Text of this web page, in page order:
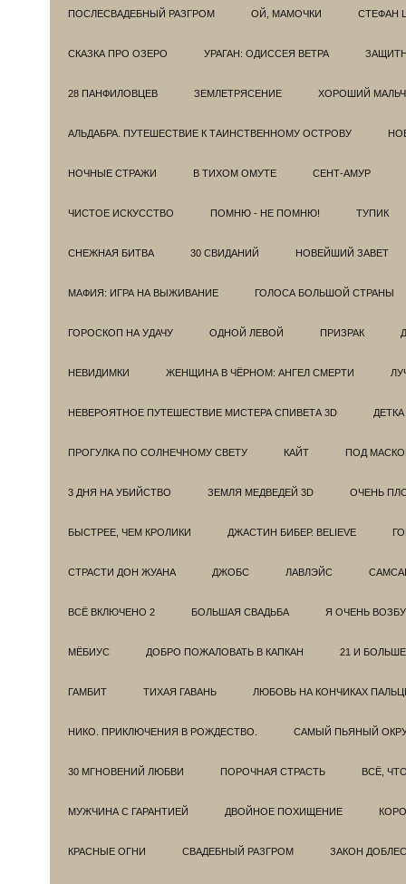
ПОСЛЕСВАДЕБНЫЙ РАЗГРОМ ОЙ, МАМОЧКИ СТЕФАН
СКАЗКА ПРО ОЗЕРО УРАГАН: ОДИССЕЯ ВЕТРА
28 ПАНФИЛОВЦЕВ ЗЕМЛЕТРЯСЕНИЕ ХОРОШИЙ
АЛЬДАБРА. ПУТЕШЕСТВИЕ К ТАИНСТВЕННОМУ ОСТРОВУ
НОЧНЫЕ СТРАЖИ В ТИХОМ ОМУТЕ СЕНТ-АМУР
ЧИСТОЕ ИСКУССТВО ПОМНЮ - НЕ ПОМНЮ! ТУПИК
СНЕЖНАЯ БИТВА 30 СВИДАНИЙ НОВЕЙШИЙ ЗАВЕТ
МАФИЯ: ИГРА НА ВЫЖИВАНИЕ ГОЛОСА БОЛЬШОЙ СТРАНЫ
ГОРОСКОП НА УДАЧУ ОДНОЙ ЛЕВОЙ ПРИЗРАК
НЕВИДИМКИ ЖЕНЩИНА В ЧЁРНОМ: АНГЕЛ СМЕРТИ
НЕВЕРОЯТНОЕ ПУТЕШЕСТВИЕ МИСТЕРА СПИВЕТА 3D ДЕТКА
ПРОГУЛКА ПО СОЛНЕЧНОМУ СВЕТУ КАЙТ ПОД
3 ДНЯ НА УБИЙСТВО ЗЕМЛЯ МЕДВЕДЕЙ 3D ОЧЕНЬ
БЫСТРЕЕ, ЧЕМ КРОЛИКИ ДЖАСТИН БИБЕР. BELIEVE
СТРАСТИ ДОН ЖУАНА ДЖОБС ЛАВЛЭЙС
ВСЁ ВКЛЮЧЕНО 2 БОЛЬШАЯ СВАДЬБА Я ОЧЕНЬ
МЁБИУС ДОБРО ПОЖАЛОВАТЬ В КАПКАН 21 И БОЛЬШЕ
ГАМБИТ ТИХАЯ ГАВАНЬ ЛЮБОВЬ НА КОНЧИКАХ
НИКО. ПРИКЛЮЧЕНИЯ В РОЖДЕСТВО. САМЫЙ ПЬЯНЫЙ
30 МГНОВЕНИЙ ЛЮБВИ ПОРОЧНАЯ СТРАСТЬ ВСЁ,
МУЖЧИНА С ГАРАНТИЕЙ ДВОЙНОЕ ПОХИЩЕНИЕ
КРАСНЫЕ ОГНИ СВАДЕБНЫЙ РАЗГРОМ ЗАКОН